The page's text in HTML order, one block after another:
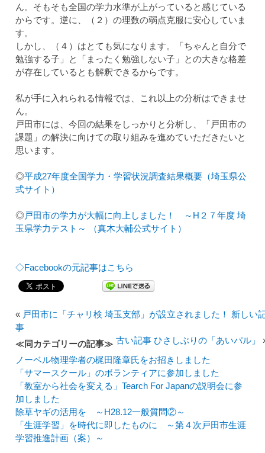
ん。そもそも全国の学力水準が上がっていると感じている
からです。逆に、（２）の理数の弱点克服に安心していま
す。
しかし、（４）はとても気になります。「ちゃんと自分で
勉強する子」と「まったく勉強しない子」との大きな格差
が存在しているとも解釈できるからです。
私が手に入れられる情報では、これ以上の分析はでき ませ
ん。
戸田市には、今回の結果をしっかりと分析し、「戸田市の
課題」の解決に向けての取り組みを進めていただきたいと
思います。
◎平成27年度全国学力・学習状況調査結果概要（埼玉県公
式サイト）
◎戸田市の学力が大幅に向上しました！ ～H２７年度 埼
玉県学力テスト～ （真木大輔公式サイト）
◇Facebookの元記事はこちら
« 戸田市に「チャリ検 埼玉支部」が設立されました！ 新しい
事
古い記事 ひさしぶりの「あいパル」
≪同カテゴリーの記事≫
ノーベル物理学者の梶田隆章氏をお招きしました
「サマースクール」のボランティアに参加しました
「教室から社会を変える」Tearch For Japanの説明会に参
加しました
除草ヤギの活用を ～H28.12一般質問②～
「生涯学習」を時代に即したものに ～第４次戸田市生涯
学習推進計画（案）～